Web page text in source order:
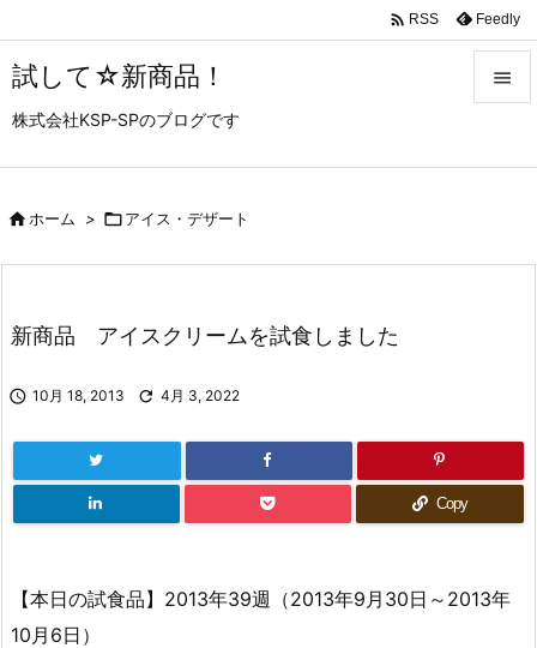
試して☆新商品！
株式会社KSP-SPのブログです

 RSS Feedly
ホーム > アイス・デザート
新商品 アイスクリームを試食しました
 10月 18, 2013  4月 3, 2022
Copy
【本日の試食品】2013年39週（2013年9月30日～2013年
10月6日）